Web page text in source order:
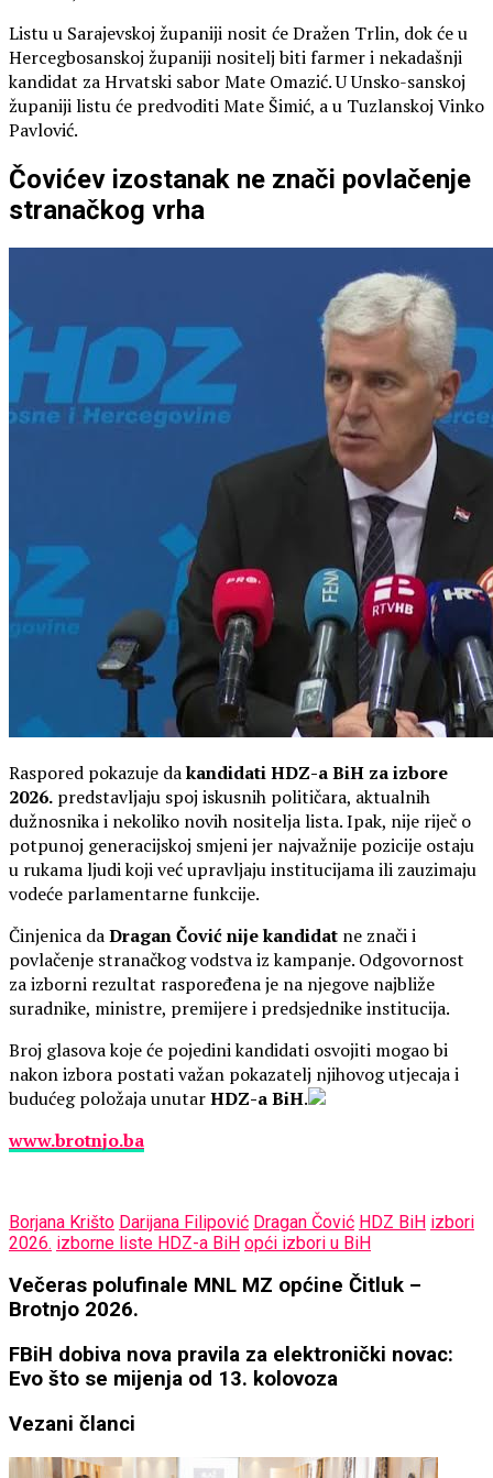
Listu u Sarajevskoj županiji nosit će Dražen Trlin, dok će u
Hercegbosanskoj županiji nositelj biti farmer i nekadašnji
kandidat za Hrvatski sabor Mate Omazić. U Unsko-sanskoj
županiji listu će predvoditi Mate Šimić, a u Tuzlanskoj Vinko
Pavlović.
Čovićev izostanak ne znači povlačenje
stranačkog vrha
Raspored pokazuje dakandidati HDZ-a BiH za izbore
2026. predstavljaju spoj iskusnih političara, aktualnih
dužnosnika i nekoliko novih nositelja lista. Ipak, nije riječ o
potpunoj generacijskoj smjeni jer najvažnije pozicije ostaju
u rukama ljudi koji već upravljaju institucijama ili zauzimaju
vodeće parlamentarne funkcije.
Činjenica daDragan Čović nije kandidat ne znači i
povlačenje stranačkog vodstva iz kampanje. Odgovornost
za izborni rezultat raspoređena je na njegove najbliže
suradnike, ministre, premijere i predsjednike institucija.
Broj glasova koje će pojedini kandidati osvojiti mogao bi
nakon izbora postati važan pokazatelj njihovog utjecaja i
budućeg položaja unutarHDZ-a BiH.
www.brotnjo.ba
Borjana Krišto Darijana Filipović Dragan Čović HDZ BiH izbori
2026. izborne liste HDZ-a BiH opći izbori u BiH
Večeras
polufinale
MZ
općine
Čitluk
Brotnjo
Večeras polufinale MNL MZ općine Čitluk –
Brotnjo 2026.
FBiH
dobiva
pravila
za
elektronički
FBiH dobiva nova pravila za elektronički novac:
Evo što se mijenja od 13. kolovoza
Vezani članci